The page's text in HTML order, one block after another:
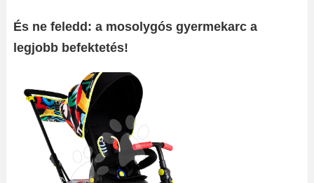
És ne feledd: a mosolygós gyermekarc a
legjobb befektetés!